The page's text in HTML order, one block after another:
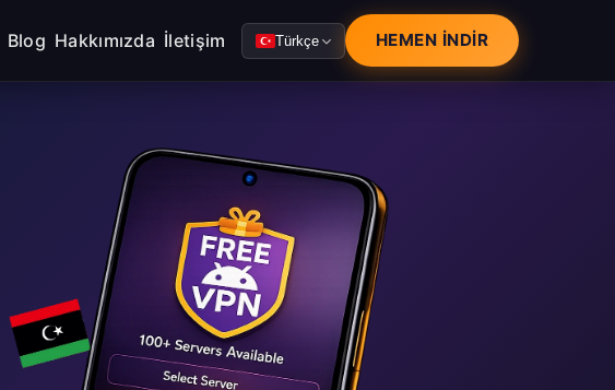
Blog Hakkımızda İletişim Türkçe HEMEN İNDIR